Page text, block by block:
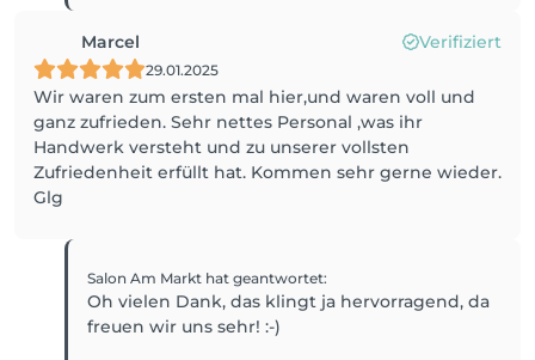
Marcel Verifiziert
29.01.2025
Wir waren zum ersten mal hier,und waren voll und
ganz zufrieden. Sehr nettes Personal ,was ihr
Handwerk versteht und zu unserer vollsten
Zufriedenheit erfüllt hat. Kommen sehr gerne wieder.
Glg
Salon Am Markt hat geantwortet:
Oh vielen Dank, das klingt ja hervorragend, da
freuen wir uns sehr! :-)